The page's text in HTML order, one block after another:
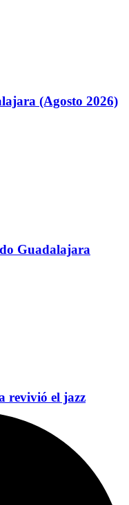
(Agosto 2026)
Guadalajara
revivió el jazz